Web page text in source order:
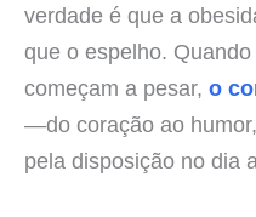
verdade é que a
que o espelho.
começam a pesar, o
—do coração ao
pela disposição no dia